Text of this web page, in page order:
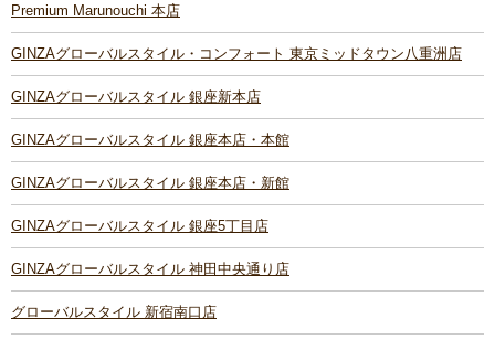
Premium Marunouchi 本店
GINZAグローバルスタイル・コンフォート 東京ミッドタウン八重洲店
GINZAグローバルスタイル 銀座新本店
GINZAグローバルスタイル 銀座本店・本館
GINZAグローバルスタイル 銀座本店・新館
GINZAグローバルスタイル 銀座5丁目店
GINZAグローバルスタイル 神田中央通り店
グローバルスタイル 新宿南口店